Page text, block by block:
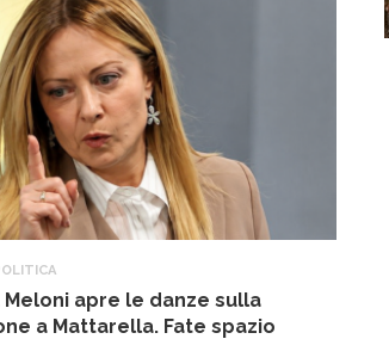
Meloni apre le danze sulla
a Mattarella. Fate spazio